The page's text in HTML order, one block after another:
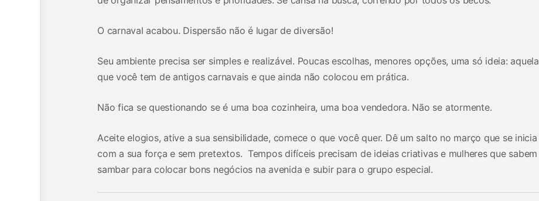
O carnaval acabou. Dispersão não é lugar de diversão!
Seu ambiente precisa ser simples e realizável. Poucas escolhas, menores opções, uma só ideia: aquela
que você tem de antigos carnavais e que ainda não colocou em prática.
Não fica se questionando se é uma boa cozinheira, uma boa vendedora. Não se atormente.
Aceite elogios, ative a sua sensibilidade, comece o que você quer. Dê um salto no março que se inicia
com a sua força e sem pretextos. Tempos difíceis precisam de ideias criativas e mulheres que sabem
sambar para colocar bons negócios na avenida e subir para o grupo especial.